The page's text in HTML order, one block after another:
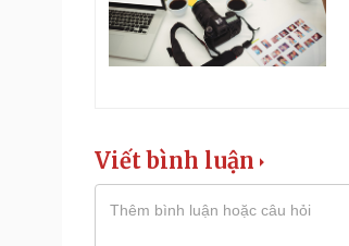
Viết bình luận